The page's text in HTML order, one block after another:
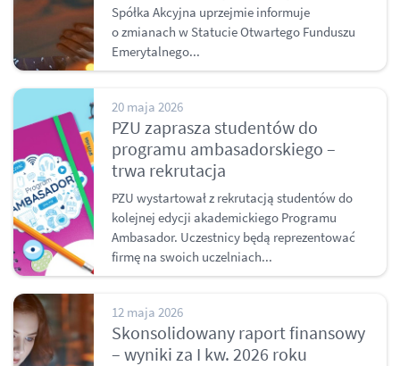
Spółka Akcyjna uprzejmie informuje
o zmianach w Statucie Otwartego Funduszu
Emerytalnego...
20 maja 2026
PZU zaprasza studentów do
programu ambasadorskiego –
trwa rekrutacja
PZU wystartował z rekrutacją studentów do
kolejnej edycji akademickiego Programu
Ambasador. Uczestnicy będą reprezentować
firmę na swoich uczelniach...
12 maja 2026
Skonsolidowany raport finansowy
– wyniki za I kw. 2026 roku